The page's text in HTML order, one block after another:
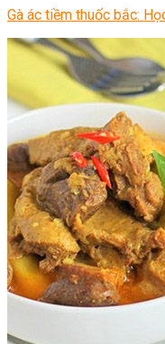
Gà ác tiềm thuốc bắc: